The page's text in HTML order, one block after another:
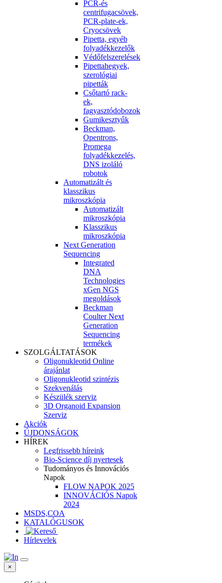
PCR-és
centrifugacsövek,
PCR-plate-ek,
Cryocsövek
Pipetta, egyéb
folyadékkezelők
Védőfelszerelések
Pipettahegyek,
szerológiai
pipetták
Csőtartó rack-
ek,
fagyasztódobozok
Gumikesztyűk
Beckman,
Opentrons,
Promega
folyadékkezelés,
DNS izoláló
robotok
Automatizált és
klasszikus
mikroszkópia
Automatizált
mikroszkópia
Klasszikus
mikroszkópia
Next Generation
Sequencing
Integrated
DNA
Technologies
xGen NGS
megoldások
Beckman
Coulter Next
Generation
Sequencing
termékek
SZOLGÁLTATÁSOK
Oligonukleotid Online
árajánlat
Oligonukleotid szintézis
Szekvenálás
Készülék szerviz
3D Organoid Expansion
Szerviz
Akciók
ÚJDONSÁGOK
HÍREK
Legfrissebb híreink
Bio-Science díj nyertesek
Tudományos és Innovációs
Napok
FLOW NAPOK 2025
INNOVÁCIÓS Napok
2024
MSDS,COA
KATALÓGUSOK
Hírlevelek
×